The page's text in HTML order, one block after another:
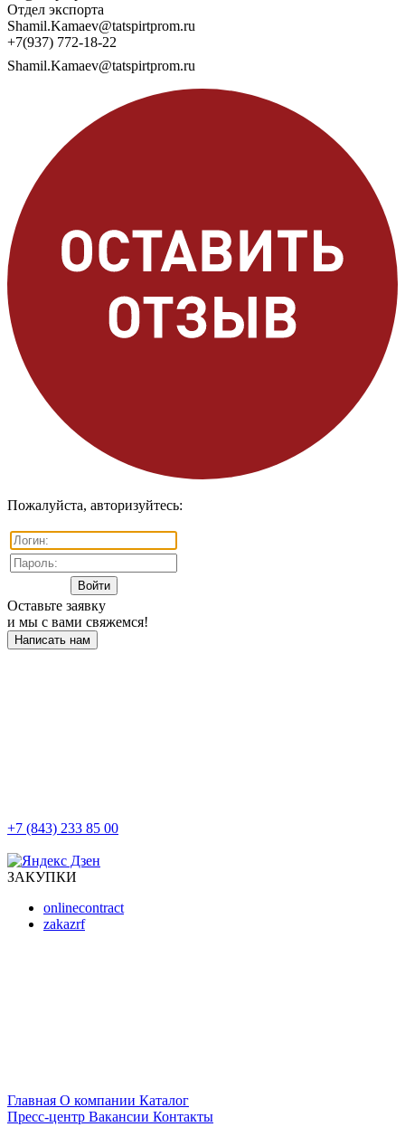
Отдел экспорта
Shamil.Kamaev@tatspirtprom.ru
+7(937) 772-18-22
Shamil.Kamaev@tatspirtprom.ru
Пожалуйста, авторизуйтесь:
Оставьте заявку
и мы с вами свяжемся!
Написать нам
+7 (843) 233 85 00
ЗАКУПКИ
onlinecontract
zakazrf
Главная О компании Каталог
Пресс-центр Вакансии Контакты